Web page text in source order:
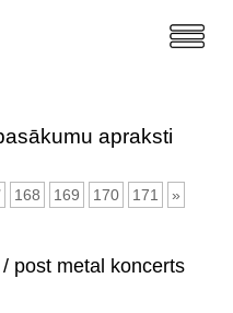
apraksti
168 169 170 171 »
post metal koncerts